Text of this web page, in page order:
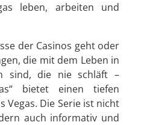
leben, arbeiten und
der Casinos geht oder
die mit dem Leben in
sind, die nie schläft –
bietet einen tiefen
Vegas. Die Serie ist nicht
auch informativ und